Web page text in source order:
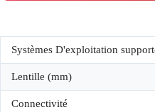
Systèmes D'exploitation
Lentille (mm)
Connectivité